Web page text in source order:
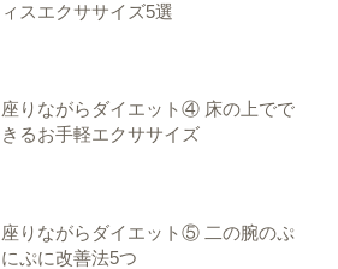
ィスエクササイズ5選
座りながらダイエット④ 床の上でで
きるお手軽エクササイズ
座りながらダイエット⑤ 二の腕のぷ
にぷに改善法5つ